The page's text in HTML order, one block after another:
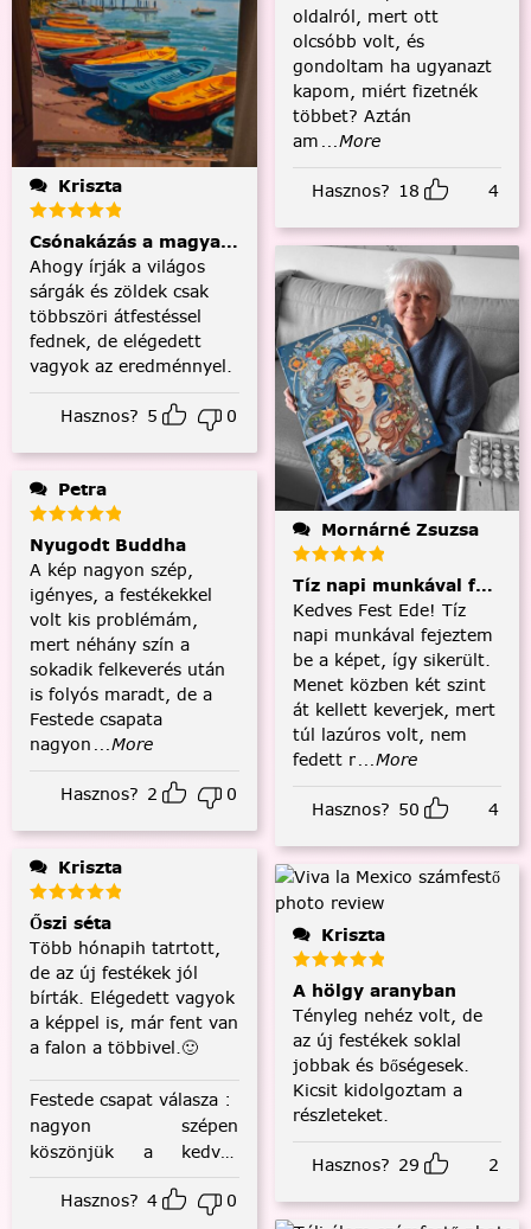
Kriszta
Csónakázás a magyar tengeren
Ahogy írják a világos
sárgák és zöldek csak
többszöri átfestéssel
fednek, de elégedett
vagyok az eredménnyel.
Hasznos? 5 0
Petra
Nyugodt Buddha
A kép nagyon szép,
igényes, a festékekkel
volt kis problémám,
mert néhány szín a
sokadik felkeverés után
is folyós maradt, de a
Festede csapata
nagyon ...More
Hasznos? 2 0
Kriszta
Őszi séta
Több hónapih tatrtott,
de az új festékek jól
bírták. Elégedett vagyok
a képpel is, már fent van
a falon a többivel.🙂
Festede csapat válasza :
nagyon szépen
köszönjük a kedves
visszajelzést! :)
Hasznos? 4 0
oldalról, mert ott
olcsóbb volt, és
gondoltam ha ugyanazt
kapom, miért fizetnék
többet? Aztán
am ...More
Hasznos? 18 4
Mornárné Zsuzsa
Tíz napi munkával
Kedves Fest Ede! Tíz
napi munkával fejeztem
be a képet, így sikerült.
Menet közben két szint
át kellett keverjek, mert
túl lazúros volt, nem
fedett r...More
Hasznos? 50 4
Kriszta
A hölgy aranyban
Tényleg nehéz volt, de
az új festékek soklal
jobbak és bőségesek.
Kicsit kidolgoztam a
részleteket.
Hasznos? 29 2